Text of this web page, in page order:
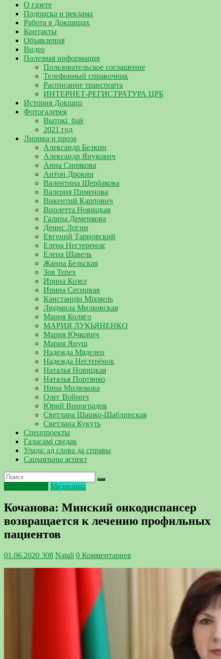
О газете
Подписка и реклама
Работа в Докшицах
Контакты
Объявления
Видео
Полезная информация
Пользовательское соглашение
Телефонный справочник
Расписание транспорта
ИНТЕРНЕТ-РЕГИСТРАТУРА ЦРБ
История Докшиц
Фотогалерея
Вытокі_бай
2021 год
Лирика и проза
Александр Белкин
Александр Янукович
Анна Синякова
Антон Дрокин
Валентина Щербакова
Валерия Пименова
Викентий Карпович
Виолетта Новицкая
Галина Деменкова
Денис Логин
Евгений Тарновский
Елена Нестеренок
Елена Шавель
Жанна Бельская
Зоя Терех
Ирина Козел
Ирина Сесицкая
Канстанцін Міхмель
Людмила Милковская
Мария Коляго
МАРИЯ ЛУКЬЯНЕНКО
Мария Ючкович
Мария Януш
Надежда Мяделец
Надежда Нестерёнок
Наталья Новицкая
Наталья Портянко
Нина Милюкова
Олег Войнич
Юрий Виноградов
Светлана Шашко-Шаблинская
Светлана Кукуть
Спецпроекты
Галасамі сведак
Улада: ад слова да справы
Сацыяльны аспект
Медицина
Кочанова: Минский онкодиспансер
возвращается к лечению профильных
пациентов
01.06.2020 308 Natali 0 Комментариев